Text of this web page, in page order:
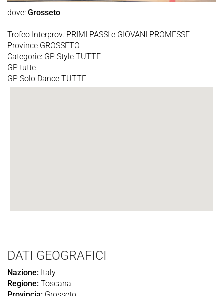
dove: Grosseto
Trofeo Interprov. PRIMI PASSI e GIOVANI PROMESSE
Province GROSSETO
Categorie: GP Style TUTTE
GP tutte
GP Solo Dance TUTTE
DATI GEOGRAFICI
Nazione: Italy
Regione: Toscana
Provincia: Grosseto